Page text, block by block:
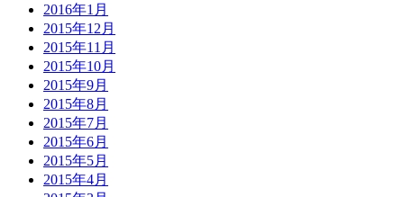
2016年1月
2015年12月
2015年11月
2015年10月
2015年9月
2015年8月
2015年7月
2015年6月
2015年5月
2015年4月